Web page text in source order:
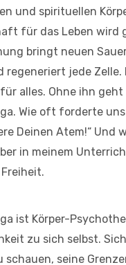
und spirituellen
für das Leben wird
bringt neuen
regeneriert jede Zelle.
alles. Ohne ihn
Wie oft forderte
Deinen Atem!“ Und
in meinem
ist Körper-
zu sich selbst.
schauen, seine